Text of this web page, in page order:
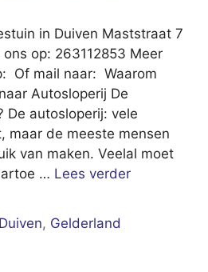
in Duiven Maststraat 7
op: 263112853 Meer
Of mail naar: Waarom
Autosloperij De
De autosloperij: vele
maar de meeste mensen
van maken. Veelal moet
… Lees verder
Duiven, Gelderland